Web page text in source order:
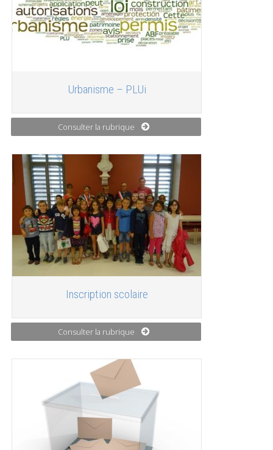
Urbanisme – PLUi
Consulter la rubrique
Inscription scolaire
Consulter la rubrique